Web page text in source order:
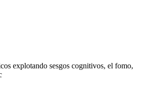
explotando sesgos cognitivos, el fomo,